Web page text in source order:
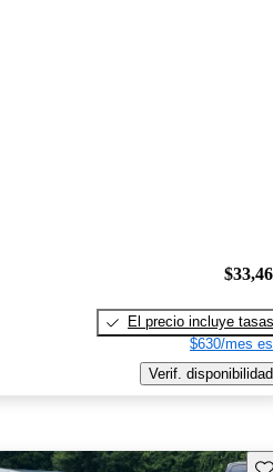
El precio incluye tasas
$630/mes
Verif. disponibilidad